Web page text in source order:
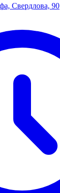
Свердлова, 90